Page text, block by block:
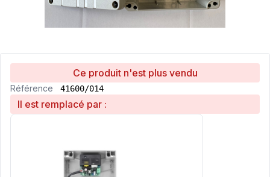
Ce produit n'est plus vendu
Référence 41600/014
Il est remplacé par :